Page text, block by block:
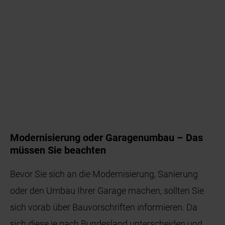
Modernisierung oder Garagenumbau – Das
müssen Sie beachten
Bevor Sie sich an die Modernisierung, Sanierung
oder den Umbau Ihrer Garage machen, sollten Sie
sich vorab über Bauvorschriften informieren. Da